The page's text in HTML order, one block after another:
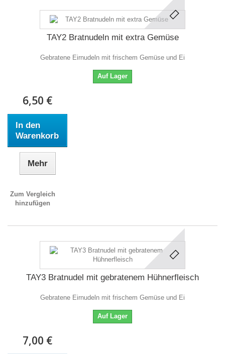
TAY2 Bratnudeln mit extra Gemüse
Gebratene Eirnudeln mit frischem Gemüse und Ei
Auf Lager
6,50 €
In den
Warenkorb
Mehr
Zum Vergleich
hinzufügen
TAY3 Bratnudel mit gebratenem Hühnerfleisch
Gebratene Eirnudeln mit frischem Gemüse und Ei
Auf Lager
7,00 €